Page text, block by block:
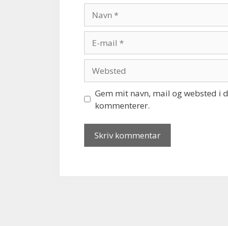
mail
Gem mit navn, mail og websted i
kommenterer.